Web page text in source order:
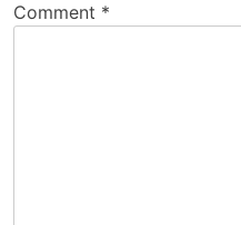
Comment *